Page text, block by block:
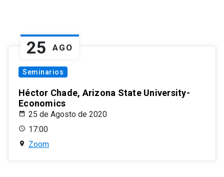
25 AGO
Seminarios
Héctor Chade, Arizona State University-
Economics
25 de Agosto de 2020
17:00
Zoom